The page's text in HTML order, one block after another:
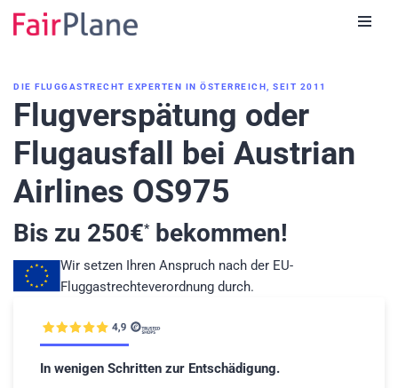
DIE FLUGGASTRECHT EXPERTEN IN ÖSTERREICH, SEIT 2011
Flugverspätung oder
Flugausfall bei Austrian
Airlines OS975
Bis zu 250€*bekommen!
Wir setzen Ihren Anspruch nach der EU-
Fluggastrechteverordnung durch.
In wenigen Schritten zur Entschädigung.